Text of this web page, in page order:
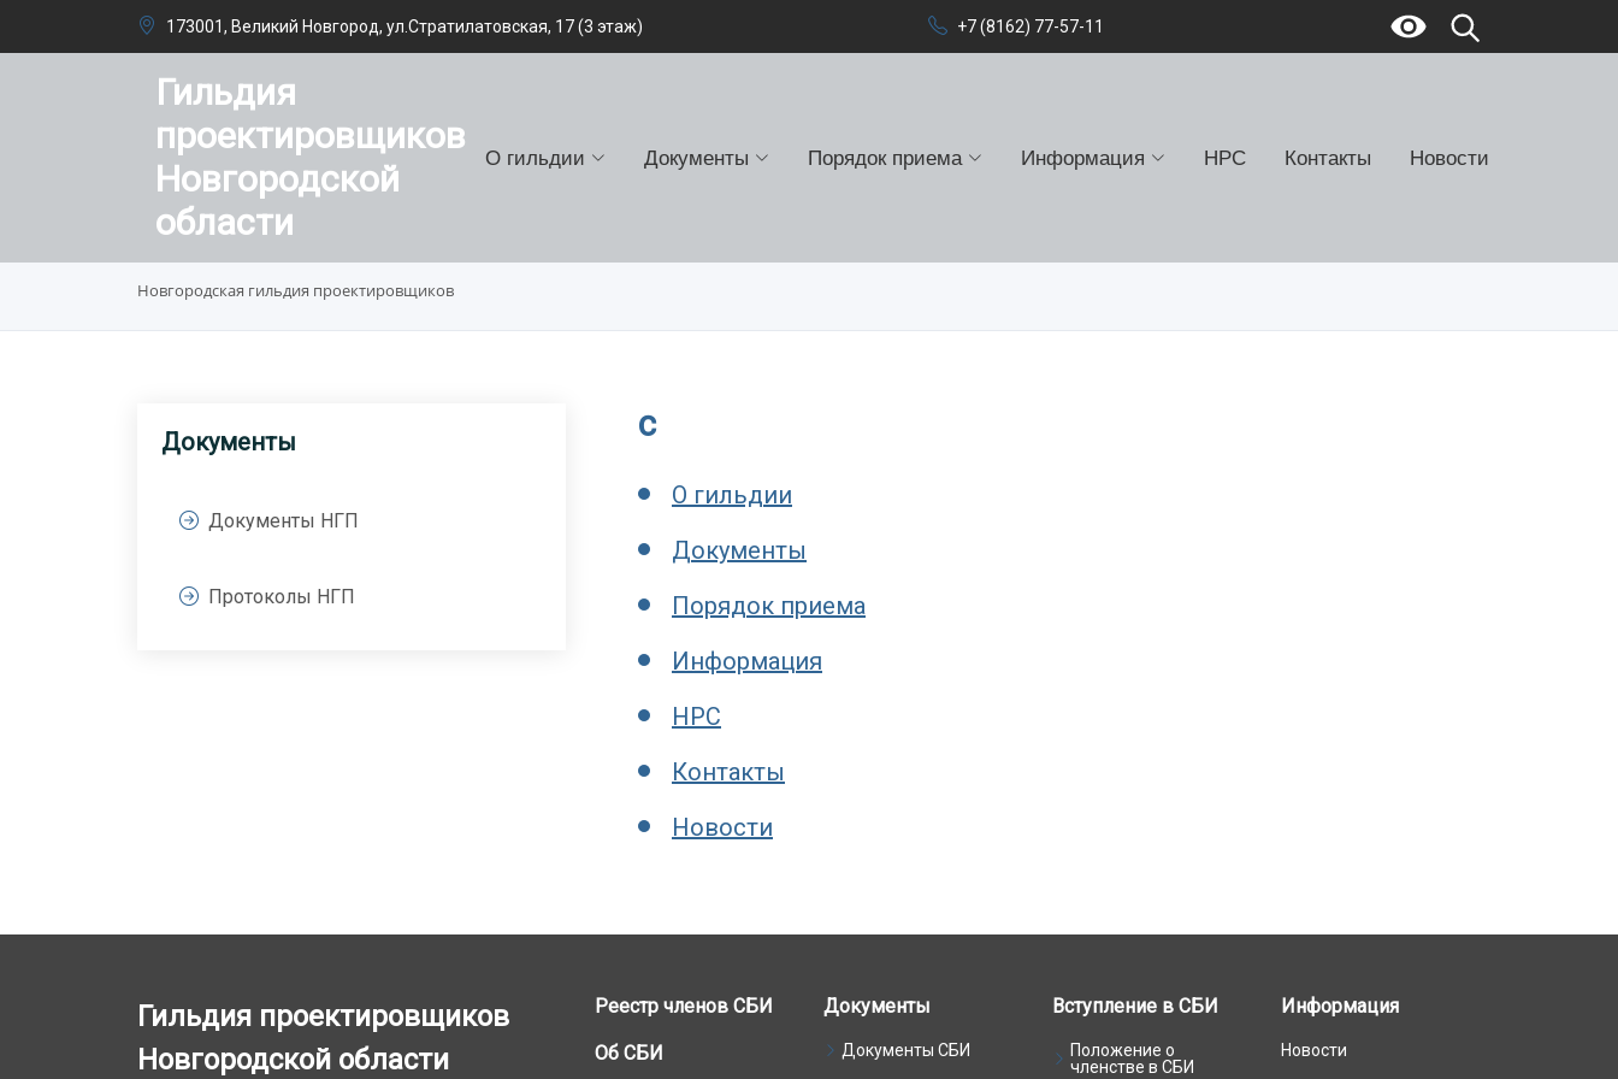
173001, Великий Новгород, ул.Стратилатовская, 17 (3 этаж) +7 (8162) 77-57-11
Гильдия
проектировщиков
Новгородской
области
О гильдии Документы Порядок приема Информация НРС Контакты Новости
Новгородская гильдия проектировщиков
Документы
Документы НГП
Протоколы НГП
c
О гильдии
Документы
Порядок приема
Информация
НРС
Контакты
Новости
Гильдия проектировщиков
Новгородской области
Реестр членов СБИ
Об СБИ
Документы
Документы СБИ
Вступление в СБИ
Положение о
членстве в СБИ
Информация
Новости